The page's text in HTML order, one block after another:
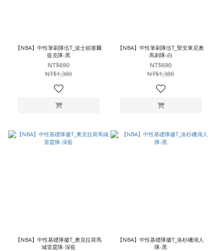
【NBA】中性筆刷隊伍T_波士頓塞爾
提克隊-黑
NT$690
NT$1,380
【NBA】中性筆刷隊伍T_聖安東尼奧
馬刺隊-白
NT$690
NT$1,380
【NBA】中性基礎隊徽T_奧克拉荷馬
城雷霆隊-深藍
【NBA】中性基礎隊徽T_洛杉磯湖人
隊-黑